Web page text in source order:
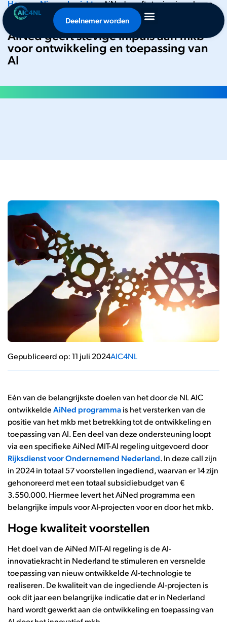
Deelnemer worden
Home•Nieuwsbericht•AiNed geeft stevige impuls aan
mkb voor ontwikkeling en toepassing van AI
AiNed geeft stevige impuls aan mkb
voor ontwikkeling en toepassing van
AI
Gepubliceerd op: 11 juli 2024AIC4NL
Eén van de belangrijkste doelen van het door de NL AIC
ontwikkeldeAiNed programmais het versterken van de
positie van het mkb met betrekking tot de ontwikkeling en
toepassing van AI. Een deel van deze ondersteuning loopt
via een specifieke AiNed MIT-AI regeling uitgevoerd door
Rijksdienst voor Ondernemend Nederland. In deze call zijn
in 2024 in totaal 57 voorstellen ingediend, waarvan er 14 zijn
gehonoreerd met een totaal subsidiebudget van €
3.550.000. Hiermee levert het AiNed programma een
belangrijke impuls voor AI-projecten voor en door het mkb.
Hoge kwaliteit voorstellen
Het doel van de AiNed MIT-AI regeling is de AI-
innovatiekracht in Nederland te stimuleren en versnelde
toepassing van nieuw ontwikkelde AI-technologie te
realiseren. De kwaliteit van de ingediende AI-projecten is
ook dit jaar een belangrijke indicatie dat er in Nederland
hard wordt gewerkt aan de ontwikkeling en toepassing van